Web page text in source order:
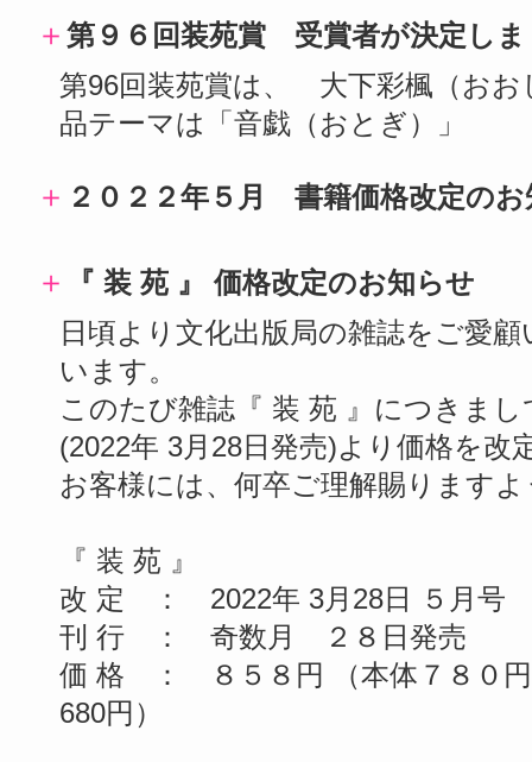
＋ 第９６回装苑賞 受賞者が決定し
第96回装苑賞は、 大下彩楓（お
品テーマは「音戯（おとぎ）」
＋ ２０２２年５月 書籍価格改定のお
＋
『 装 苑 』 価格改定のお知らせ
日頃より文化出版局の雑誌をご愛
います。
このたび雑誌『 装 苑 』につきま
(2022年 3月28日発売)より価格を改
お客様には、何卒ご理解賜ります
『 装 苑 』
改 定 ： 2022年 3月28日 ５月号
刊 行 ： 奇数月 ２８日発売
価 格 ： ８５８円 （本体７８０円
680円）